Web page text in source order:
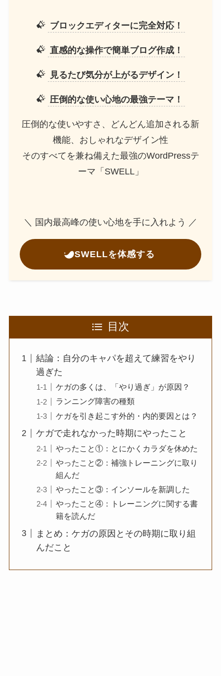
ブロックエディターに完全対応！
直感的な操作で簡単ブログ作成！
見るたび気分が上がるデザイン！
圧倒的な使い心地の最強テーマ！
圧倒的な使いやすさ、どんどん追加される新
機能、おしゃれなデザイン性
そのすべてを兼ね備えた最強のWordPressテ
ーマ「SWELL」
＼ 国内最高峰の使い心地を手に入れよう ／
SWELLを体感する
目次
結論：自分のキャパを超えて練習をやり
過ぎた
ケガの多くは、「やり過ぎ」が原因？
ランニング障害の種類
ケガを引き起こす外的・内的要因とは？
ケガで走れなかった時期にやったこと
やったこと①：とにかくカラダを休めた
やったこと②：補強トレーニングに取り
組んだ
やったこと③：インソールを新調した
やったこと④：トレーニングに関する書
籍を読んだ
まとめ：ケガの原因とその時期に取り組
んだこと